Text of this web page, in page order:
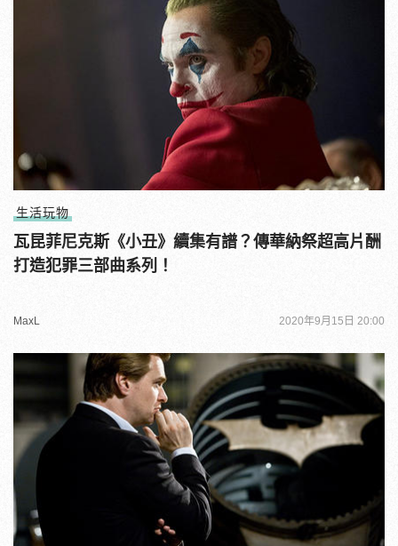
生活玩物
瓦昆菲尼克斯《小丑》續集有譜？傳華納祭超高片酬
打造犯罪三部曲系列！
MaxL 2020年9月15日 20:00